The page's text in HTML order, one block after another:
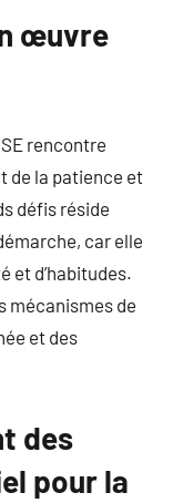
œuvre
rencontre
de la patience et
défis réside
car elle
et d’habitudes.
mécanismes de
et des
des
pour la